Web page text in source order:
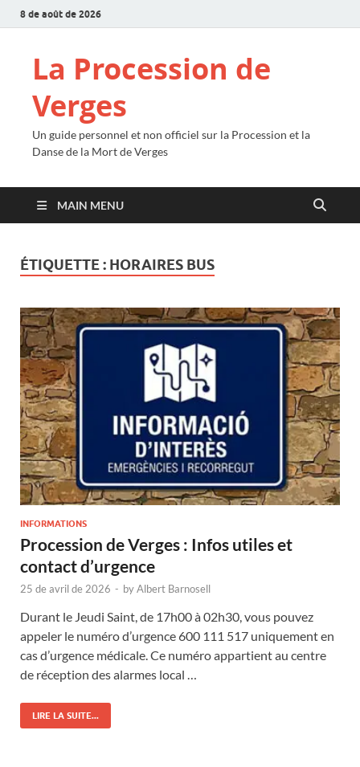
8 de août de 2026
La Procession de
Verges
Un guide personnel et non officiel sur la Procession et la
Danse de la Mort de Verges
MAIN MENU
ÉTIQUETTE : HORAIRES BUS
INFORMATIONS
Procession de Verges : Infos utiles et
contact d’urgence
25 de avril de 2026 - byAlbert Barnosell
Durant le Jeudi Saint, de 17h00 à 02h30, vous pouvez
appeler le numéro d’urgence 600 111 517 uniquement en
cas d’urgence médicale. Ce numéro appartient au centre
de réception des alarmes local …
LIRE LA SUITE...